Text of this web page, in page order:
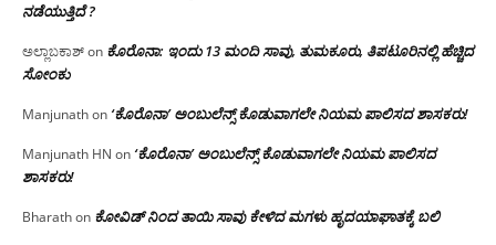
ನಡೆಯುತ್ತಿದೆ ?
ಅಲ್ಲಾಬಕಾಶ್on ಕೊರೊನಾ: ಇಂದು 13 ಮಂದಿ ಸಾವು, ತುಮಕೂರು, ತಿಪಟೂರಿನಲ್ಲಿ ಹೆಚ್ಚಿದ
ಸೋಂಕು
Manjunathon ‘ಕೊರೊನಾ’ ಅಂಬುಲೆನ್ಸ್ ಕೊಡುವಾಗಲೇ ನಿಯಮ ಪಾಲಿಸದ ಶಾಸಕರು!
Manjunath HN on ‘ಕೊರೊನಾ’ ಅಂಬುಲೆನ್ಸ್ ಕೊಡುವಾಗಲೇ ನಿಯಮ ಪಾಲಿಸದ
ಶಾಸಕರು!
Bharathon ಕೋವಿಡ್ ನಿಂದ ತಾಯಿ ಸಾವು ಕೇಳಿದ ಮಗಳು ಹೃದಯಾಘಾತಕ್ಕೆ ಬಲಿ